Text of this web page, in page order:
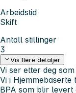
Arbeidstid
Skift
Antall stillinger
3
Vis flere detaljer
Vi ser etter deg
Vi i
BPA som blir levert